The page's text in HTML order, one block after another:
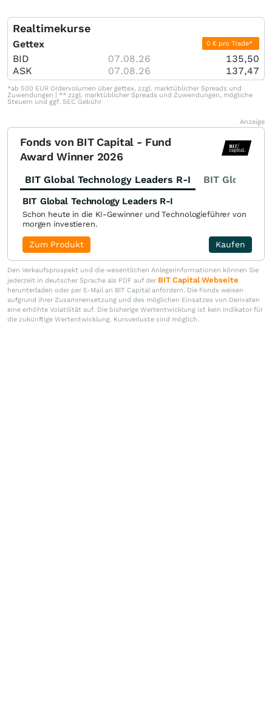
Realtimekurse
Gettex 0 € pro Trade*
BID 07.08.26
135,50
ASK
07.08.26 137,47
*ab 500 EUR Ordervolumen über gettex, zzgl. marktüblicher Spreads und
Zuwendungen | ** zzgl. marktüblicher Spreads und Zuwendungen, mögliche
Steuern und ggf. SEC Gebühr
Anzeige
Fonds von BIT Capital - Fund
Award Winner 2026
BIT Global Technology Leaders R-I BIT Global
BIT Global Technology Leaders R-I
Schon heute in die KI-Gewinner und Technologieführer von
morgen investieren.
Kaufen
Zum Produkt
Den Verkaufsprospekt und die wesentlichen Anlegerinformationen können Sie
jederzeit in deutscher Sprache als PDF auf der BIT Capital Webseite
herunterladen oder per E-Mail an BIT Capital anfordern. Die Fonds weisen
aufgrund ihrer Zusammensetzung und des möglichen Einsatzes von Derivaten
eine erhöhte Volatilität auf. Die bisherige Wertentwicklung ist kein Indikator für
die zukünftige Wertentwicklung. Kursverluste sind möglich.